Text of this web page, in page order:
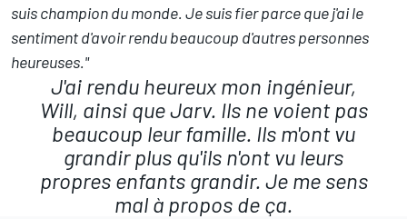
suis champion du monde. Je suis fier parce que j'ai le
sentiment d'avoir rendu beaucoup d'autres personnes
heureuses."
J'ai rendu heureux mon ingénieur,
Will, ainsi que Jarv. Ils ne voient pas
beaucoup leur famille. Ils m'ont vu
grandir plus qu'ils n'ont vu leurs
propres enfants grandir. Je me sens
mal à propos de ça.